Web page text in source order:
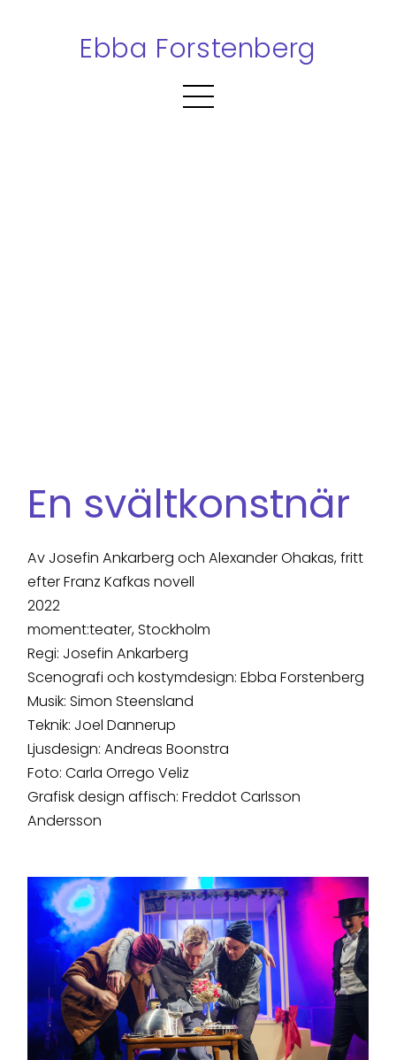
Ebba Forstenberg
En svältkonstnär
Av Josefin Ankarberg och Alexander Ohakas, fritt
efter Franz Kafkas novell
2022
moment:teater, Stockholm
Regi: Josefin Ankarberg
Scenografi och kostymdesign: Ebba Forstenberg
Musik: Simon Steensland
Teknik: Joel Dannerup
Ljusdesign: Andreas Boonstra
Foto: Carla Orrego Veliz
Grafisk design affisch: Freddot Carlsson
Andersson